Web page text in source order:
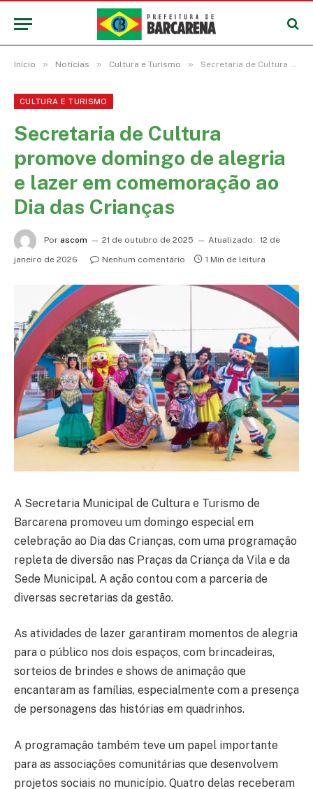
Início » Notícias » Cultura e Turismo » Secretaria de Cultura promove domingo de alegria e lazer em comemoração ao Dia das Crianças
CULTURA E TURISMO
Secretaria de Cultura
promove domingo de alegria
e lazer em comemoração ao
Dia das Crianças
Por ascom 21 de outubro de 2025 Atualizado: 12 de
janeiro de 2026
Nenhum comentário 1 Min de leitura
A Secretaria Municipal de Cultura e Turismo de
Barcarena promoveu um domingo especial em
celebração ao Dia das Crianças, com uma programação
repleta de diversão nas Praças da Criança da Vila e da
Sede Municipal. A ação contou com a parceria de
diversas secretarias da gestão.
As atividades de lazer garantiram momentos de alegria
para o público nos dois espaços, com brincadeiras,
sorteios de brindes e shows de animação que
encantaram as famílias, especialmente com a presença
de personagens das histórias em quadrinhos.
A programação também teve um papel importante
para as associações comunitárias que desenvolvem
projetos sociais no município. Quatro delas receberam